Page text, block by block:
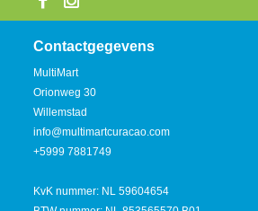
Contactgegevens
MultiMart
Orionweg 30
Willemstad
info@multimartcuracao.com
+5999 7881749
KvK nummer: NL 59604654